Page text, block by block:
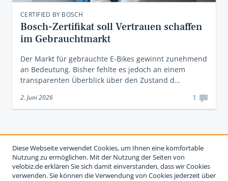
CERTIFIED BY BOSCH
Bosch-Zertifikat soll Vertrauen schaffen
im Gebrauchtmarkt
Der Markt für gebrauchte E-Bikes gewinnt zunehmend
an Bedeutung. Bisher fehlte es jedoch an einem
transparenten Überblick über den Zustand d…
2. Juni 2026 1
Diese Webseite verwendet Cookies, um Ihnen eine komfortable
Nutzung zu ermöglichen. Mit der Nutzung der Seiten von
velobiz.de erklären Sie sich damit einverstanden, dass wir Cookies
verwenden. Sie können die Verwendung von Cookies jederzeit über